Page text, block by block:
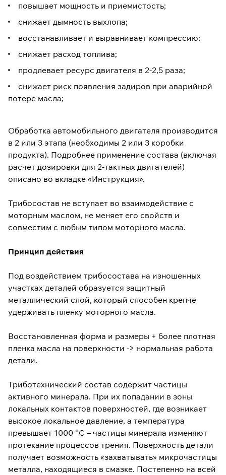
повышает мощность и приемистость;
снижает дымность выхлопа;
восстанавливает и выравнивает компрессию;
снижает расход топлива;
продлевает ресурс двигателя в 2-2,5 раза;
снижает риск появления задиров при аварийной
потере масла;
Обработка автомобильного двигателя производится
в 2 или 3 этапа (необходимы 2 или 3 коробки
продукта). Подробнее применение состава (включая
расчет дозировки для 2-тактных двигателей)
описано во вкладке «Инструкция».
Трибосостав не вступает во взаимодействие с
моторным маслом, не меняет его свойств и
совместим с любым типом моторного масла.
Принцип действия
Под воздействием трибосостава на изношенных
участках деталей образуется защитный
металлический слой, который способен крепче
удерживать пленку моторного масла.
Восстановленная форма и размеры + более плотная
пленка масла на поверхности -> нормальная работа
детали.
Триботехнический состав содержит частицы
активного минерала. При их попадании в зоны
локальных контактов поверхностей, где возникает
высокое локальное давление, а температура
превышает 1000 °С – частицы минерала изменяют
протекание процессов трения. Поверхность детали
получает возможность «захватывать» микрочастицы
металла, находящиеся в смазке. Постепенно на всей